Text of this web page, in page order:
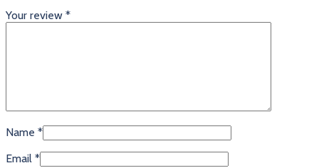
Your review *
Name *
Email *